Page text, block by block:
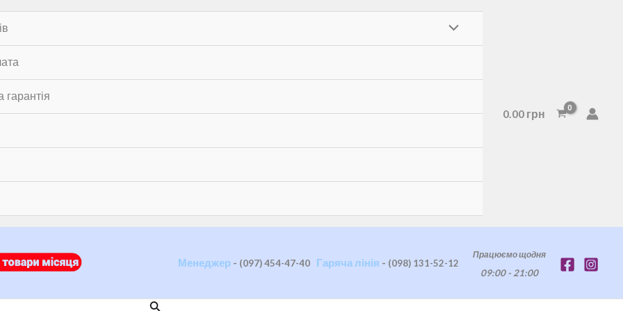
ПЕРЕМИКАЧ
гарантія
0.00 грн
Менеджер - (097) 454-47-40 Гаряча лінія - (098) 131-52-12
Працюємо щодня
09:00 - 21:00
Пошук